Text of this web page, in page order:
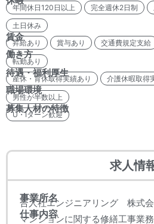
年間休日120日以上 完全週休2日制
土日休み
賃金
昇給あり 賞与あり 交通費規定支給
働き方
転勤あり
待遇・福利厚生
産休・育休取得実績あり 介護休暇取得
職場環境
男性が半数以上
募集人材の特徴
U・Iターン歓迎
求人情
事業所名
合人社エンジニアリング 株式
仕事内容
マンションに関する修繕工事業